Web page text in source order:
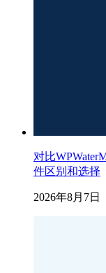
对比
件区别和选择
2026年8月7日